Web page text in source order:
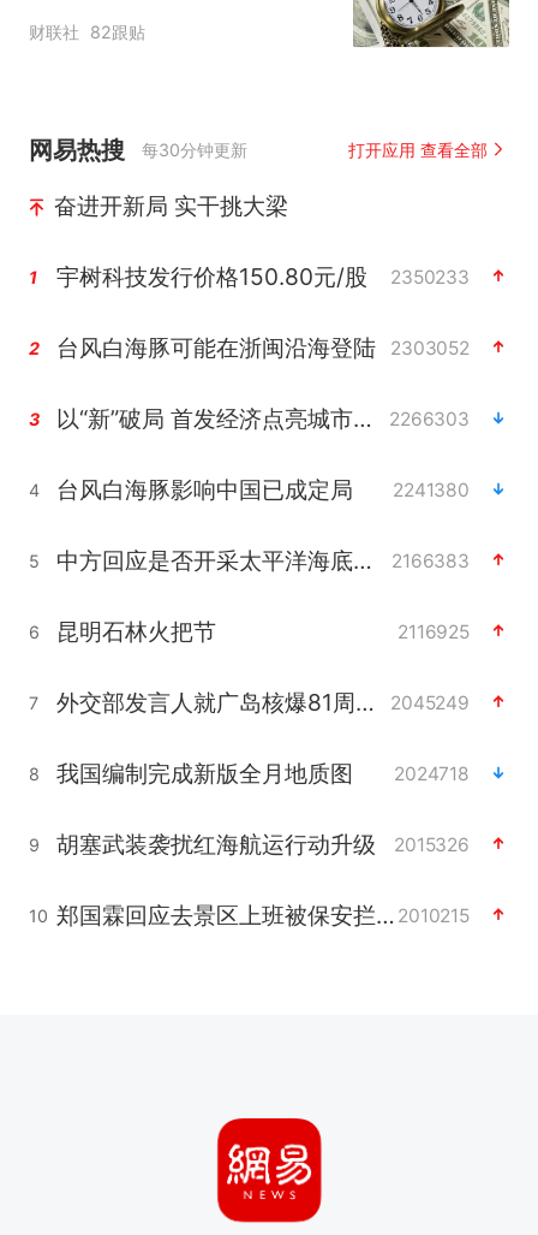
息
财联社 82跟贴
网易热搜 每30分钟更新 打开应用 查看全部
奋进开新局 实干挑大梁
1 宇树科技发行价格150.80元/股 2350233
2 台风白海豚可能在浙闽沿海登陆 2303052
3 以“新”破局 首发经济点亮城市消费活力 2266303
4 台风白海豚影响中国已成定局 2241380
5 中方回应是否开采太平洋海底稀土资源 2166383
6 昆明石林火把节 2116925
7 外交部发言人就广岛核爆81周年等答记者问 2045249
8 我国编制完成新版全月地质图 2024718
9 胡塞武装袭扰红海航运行动升级 2015326
10 郑国霖回应去景区上班被保安拦下 2010215